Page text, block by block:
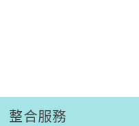
整合服務